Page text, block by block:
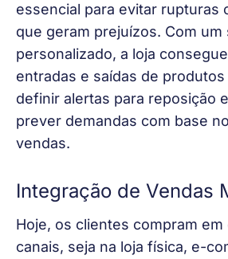
essencial para evitar rupturas
que geram prejuízos. Com um
personalizado, a loja
entradas e saídas de
definir alertas para reposição
prever demandas com base
vendas.
Integração de Vendas
Hoje, os clientes compram em
canais, seja na loja física, e-